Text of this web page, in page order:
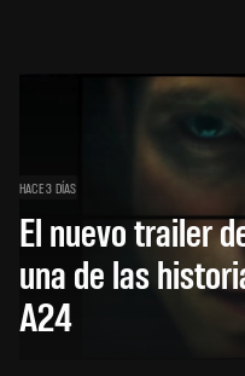
HACE 3 DÍAS
El nuevo trailer
una de las
A24